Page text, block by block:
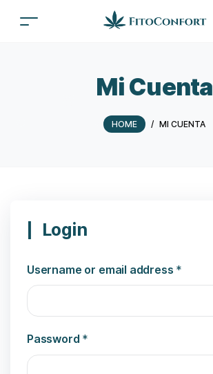
Mi Cuenta
HOME / MI CUENTA
Login
Username or email address *
Password *